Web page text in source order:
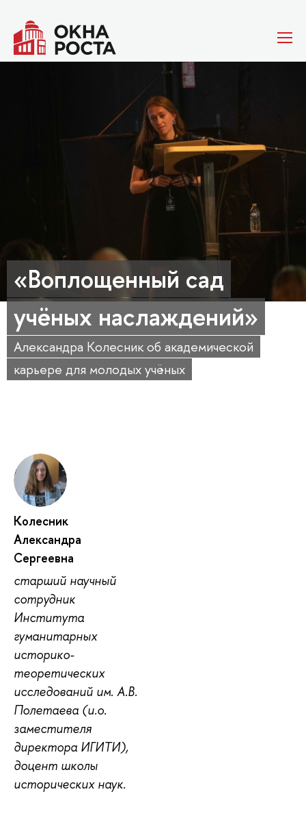
«Воплощенный сад
учёных наслаждений»
Александра Колесник об академической
карьере для молодых учёных
Колесник
Александра
Сергеевна
старший научный
сотрудник
Института
гуманитарных
историко-
теоретических
исследований им. А.В.
Полетаева (и.о.
заместителя
директора ИГИТИ),
доцент школы
исторических наук.